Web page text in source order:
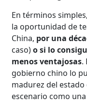
En términos
la oportunidad de
China, por una
caso)o si lo
menos ventajosas.
gobierno chino lo
madurez del
escenario como